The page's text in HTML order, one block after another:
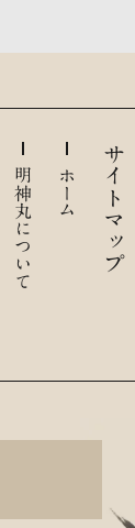
サイトマップ
ホーム
明神丸について